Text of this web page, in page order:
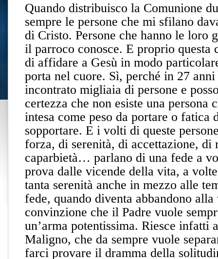
Quando distribuisco la Comunione
sempre le persone che mi sfilano
di Cristo. Persone che hanno le loro
il parroco conosce. E proprio questa
di affidare a Gesù in modo
porta nel cuore. Sì, perché in 27
incontrato migliaia di persone e
certezza che non esiste una persona
intesa come peso da portare o fatica
sopportare. E i volti di queste
forza, di serenità, di accettazione, di
caparbietà… parlano di una fede a
prova dalle vicende della vita, a
tanta serenità anche in mezzo alle
fede, quando diventa abbandono
convinzione che il Padre vuole
un’arma potentissima. Riesce infatti
Maligno, che da sempre vuole
farci provare il dramma della